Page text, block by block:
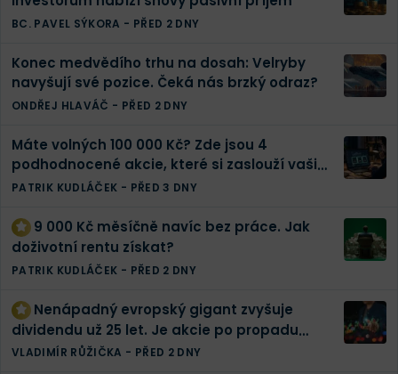
BC. PAVEL SÝKORA - PŘED 2 DNY
Konec medvědího trhu na dosah: Velryby
navyšují své pozice. Čeká nás brzký odraz?
ONDŘEJ HLAVÁČ - PŘED 2 DNY
Máte volných 100 000 Kč? Zde jsou 4
podhodnocené akcie, které si zaslouží vaši
pozornost
PATRIK KUDLÁČEK - PŘED 3 DNY
9 000 Kč měsíčně navíc bez práce. Jak
doživotní rentu získat?
PATRIK KUDLÁČEK - PŘED 2 DNY
Nenápadný evropský gigant zvyšuje
dividendu už 25 let. Je akcie po propadu
konečně levná?
VLADIMÍR RŮŽIČKA - PŘED 2 DNY